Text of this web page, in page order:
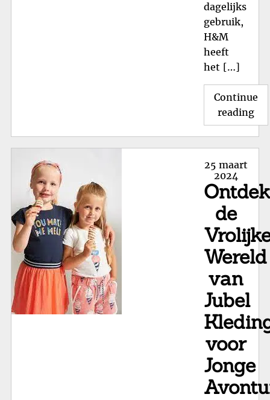
dagelijks
gebruik,
H&M
heeft
het […]
Continue
reading
en
Posted
on
25 maart
2024
Ontdek
de
Wereld
van
Jubel
voor
Jonge